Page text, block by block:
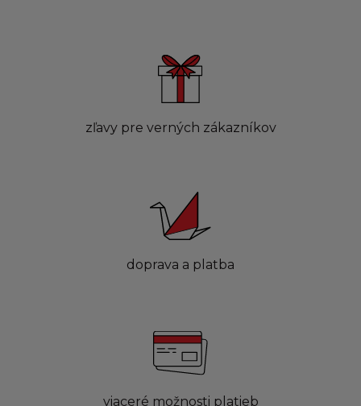
zľavy pre verných zákazníkov
doprava a platba
viaceré možnosti platieb